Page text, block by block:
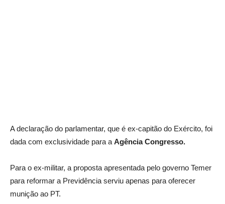
A declaração do parlamentar, que é ex-capitão do Exército, foi
dada com exclusividade para a Agência Congresso.
Para o ex-militar, a proposta apresentada pelo governo Temer
para reformar a Previdência serviu apenas para oferecer
munição ao PT.